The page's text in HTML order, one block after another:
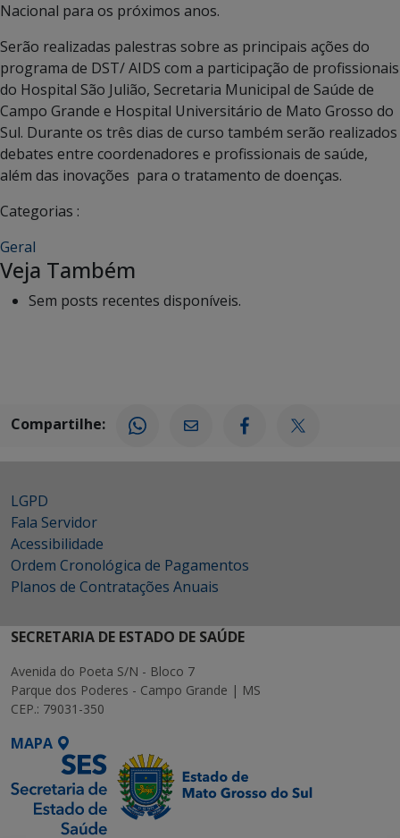
Nacional para os próximos anos.
Serão realizadas palestras sobre as principais ações do
programa de DST/ AIDS com a participação de profissionais
do Hospital São Julião, Secretaria Municipal de Saúde de
Campo Grande e Hospital Universitário de Mato Grosso do
Sul. Durante os três dias de curso também serão realizados
debates entre coordenadores e profissionais de saúde,
além das inovações para o tratamento de doenças.
Categorias :
Geral
Veja Também
Sem posts recentes disponíveis.
Compartilhe:
LGPD
Fala Servidor
Acessibilidade
Ordem Cronológica de Pagamentos
Planos de Contratações Anuais
SECRETARIA DE ESTADO DE SAÚDE
Avenida do Poeta S/N - Bloco 7
Parque dos Poderes - Campo Grande | MS
CEP.: 79031-350
MAPA